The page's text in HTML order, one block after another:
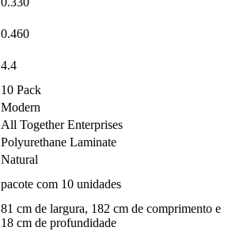
0.460
4.4
10 Pack
Modern
All Together Enterprises
Polyurethane Laminate
Natural
pacote com 10 unidades
81 cm de largura, 182 cm de comprimento e
18 cm de profundidade